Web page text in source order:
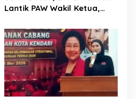
Lantik PAW Wakil Ketua,
Melenggang